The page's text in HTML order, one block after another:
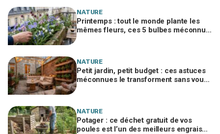
NATURE
Printemps : tout le monde plante les
mêmes fleurs, ces 5 bulbes méconnus
NATURE
Petit jardin, petit budget : ces astuces
méconnues le transforment sans vous
NATURE
Potager : ce déchet gratuit de vos
poules est l’un des meilleurs engrais